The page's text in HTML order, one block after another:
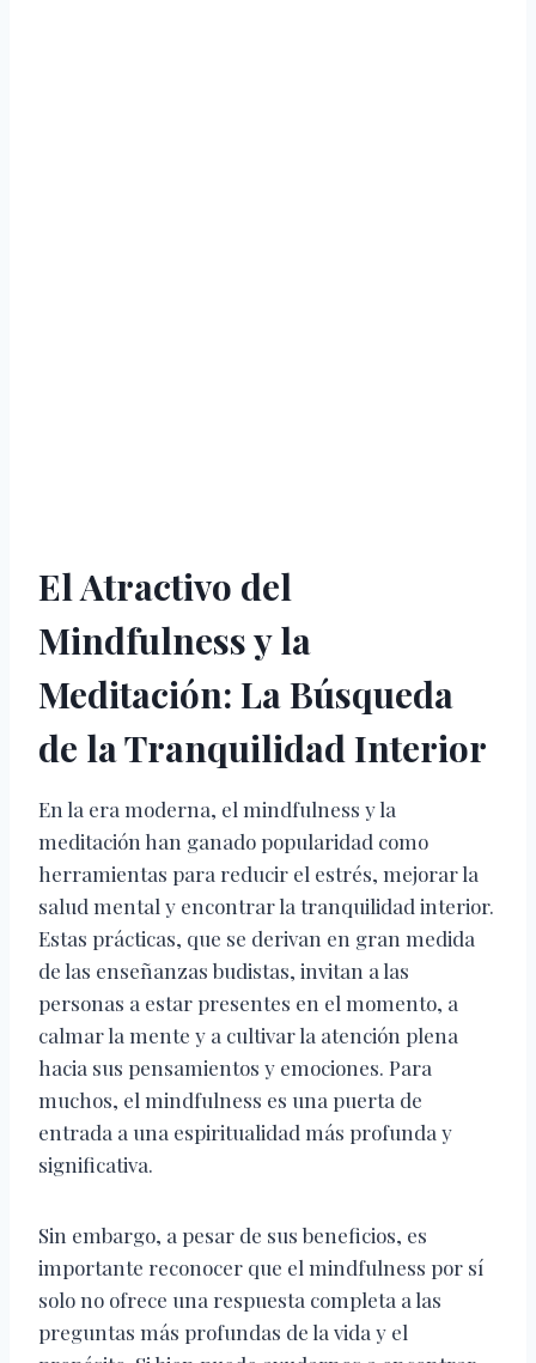
El Atractivo del
Mindfulness y la
Meditación: La Búsqueda
de la Tranquilidad Interior
En la era moderna, el mindfulness y la
meditación han ganado popularidad como
herramientas para reducir el estrés, mejorar la
salud mental y encontrar la tranquilidad interior.
Estas prácticas, que se derivan en gran medida
de las enseñanzas budistas, invitan a las
personas a estar presentes en el momento, a
calmar la mente y a cultivar la atención plena
hacia sus pensamientos y emociones. Para
muchos, el mindfulness es una puerta de
entrada a una espiritualidad más profunda y
significativa.
Sin embargo, a pesar de sus beneficios, es
importante reconocer que el mindfulness por sí
solo no ofrece una respuesta completa a las
preguntas más profundas de la vida y el